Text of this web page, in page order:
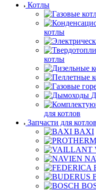
Котлы
котлы
котлы
для котлов
Запчасти для котлов
BAXI